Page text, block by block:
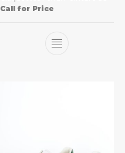
Call for Price